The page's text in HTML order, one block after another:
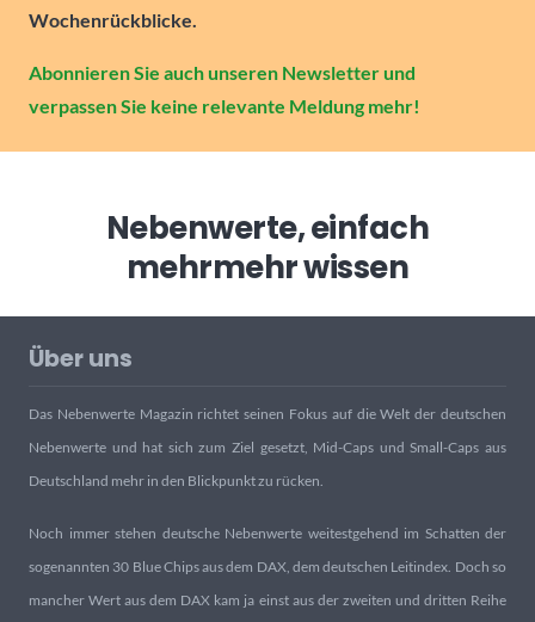
Wochenrückblicke.
Abonnieren Sie auch unseren Newsletter und
verpassen Sie keine relevante Meldung mehr!
Nebenwerte, einfach
mehrmehr wissen
Über uns
Das Nebenwerte Magazin richtet seinen Fokus auf die Welt der deutschen
Nebenwerte und hat sich zum Ziel gesetzt, Mid-Caps und Small-Caps aus
Deutschland mehr in den Blickpunkt zu rücken.
Noch immer stehen deutsche Nebenwerte weitestgehend im Schatten der
sogenannten 30 Blue Chips aus dem DAX, dem deutschen Leitindex. Doch so
mancher Wert aus dem DAX kam ja einst aus der zweiten und dritten Reihe